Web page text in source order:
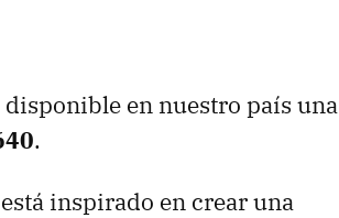
en nuestro país una
.
inspirado en crear una